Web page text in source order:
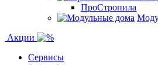
ПроСтропила
Акции
Сервисы